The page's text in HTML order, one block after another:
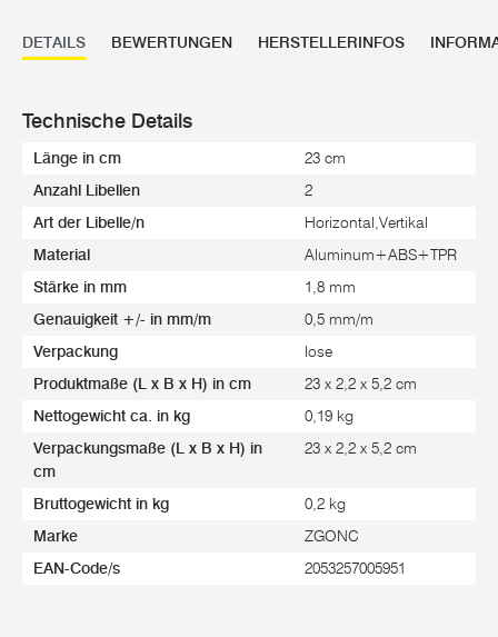
DETAILS BEWERTUNGEN HERSTELLERINFOS
Technische Details
Länge in cm 23 cm
Anzahl Libellen 2
Art der Libelle/n Horizontal,Vertikal
Material Aluminum+ABS+TPR
Stärke in mm 1,8 mm
Genauigkeit +/- in mm/m 0,5 mm/m
Verpackung lose
Produktmaße (L x B x H) in cm 23 x 2,2 x 5,2 cm
Nettogewicht ca. in kg 0,19 kg
Verpackungsmaße (L x B x H) in
cm
23 x 2,2 x 5,2 cm
Bruttogewicht in kg 0,2 kg
Marke ZGONC
EAN-Code/s 2053257005951